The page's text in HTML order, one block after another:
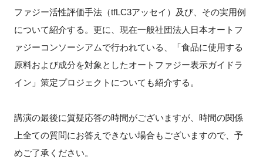
ファジー活性評価手法（tfLC3アッセイ）及び、その実用例
について紹介する。更に、現在一般社団法人日本オートフ
ァジーコンソーシアムで行われている、「食品に使用する
原料および成分を対象としたオートファジー表示ガイドラ
イン」策定プロジェクトについても紹介する。
講演の最後に質疑応答の時間がございますが、時間の関係
上全ての質問にお答えできない場合もございますので、予
めご了承ください。